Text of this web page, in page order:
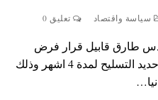
سياسة واقتصاد تعليق 0
طارق قابيل قرار فرض
رسوم اغراق جديدة علي واردات حديد التسليح لمدة 4 اشهر وذلك